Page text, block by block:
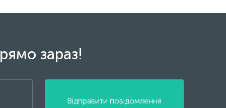
зараз!
Відправити повідомлення